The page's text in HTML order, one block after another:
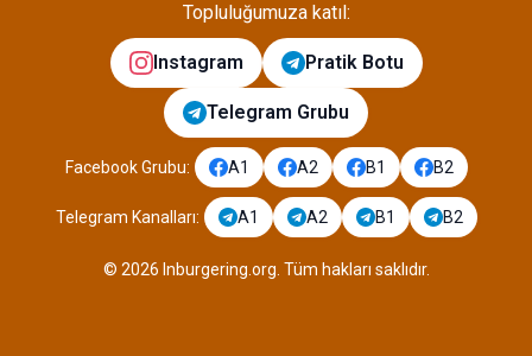
Topluluğumuza katıl:
Instagram Pratik Botu
Telegram Grubu
Facebook Grubu: A1 A2 B1 B2
Telegram Kanalları: A1 A2 B1 B2
© 2026 Inburgering.org Tüm hakları saklıdır.